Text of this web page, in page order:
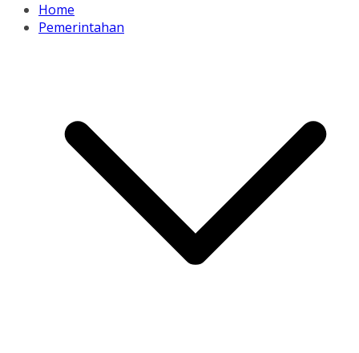
Home
Pemerintahan